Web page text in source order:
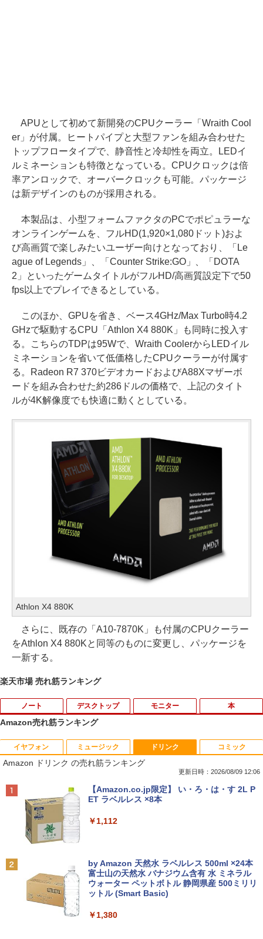
APUとして初めて新開発のCPUクーラー「Wraith Cool
er」が付属。ヒートパイプと大型ファンを組み合わせた
トップフロータイプで、静音性と冷却性を両立。LEDイ
ルミネーションも特徴となっている。CPUクロックは倍
率アンロックで、オーバークロックも可能。パッケージ
は新デザインのものが採用される。
本製品は、小型フォームファクタのPCでポピュラーな
オンラインゲームを、フルHD(1,920×1,080ドット)およ
び高画質で楽しみたいユーザー向けとなっており、「Le
ague of Legends」、「Counter Strike:GO」、「DOTA
2」といったゲームタイトルがフルHD/高画質設定下で50
fps以上でプレイできるとしている。
このほか、GPUを省き、ベース4GHz/Max Turbo時4.2
GHzで駆動するCPU「Athlon X4 880K」も同時に投入す
る。こちらのTDPは95Wで、Wraith CoolerからLEDイル
ミネーションを省いて低価格したCPUクーラーが付属す
る。Radeon R7 370ビデオカードおよびA88Xマザーボ
ードを組み合わせた約286ドルの価格で、上記のタイト
ルが4K解像度でも快適に動くとしている。
Athlon X4 880K
さらに、既存の「A10-7870K」も付属のCPUクーラー
をAthlon X4 880Kと同等のものに変更し、パッケージを
一新する。
楽天市場 売れ筋ランキング
ノート
1
8月5日限定10倍＆抽選10000P！｜2021
年モデル！高性能ノートパソコン Windo
ws11 富士通 LIFEBOOK A5511 第11世
代Celeron 6305U最大メモリ32GB 秒速
起動新品SSD2TB テンキー内蔵 15.6型大
画面 ノートパソコン中古 オフィス付き
新古品ノートパソコン Intel Celeron Wi
ndows11 Pro Office 2024付き メモリ16
GB SSD512GB 12型/14型選択可 Blueto
ジネス 在宅勤務 学生向け
デスクトップ
1
R309-Apple Mac mini A1347 1点 MacO
S Catalina 10.15.7/CPU Core i5-4260U/
メモリ 4GB/SATA 500GB intel HD Grap
hics 5000 1536MB グラフィックス搭載
★送料無料【中古動作品】
2
Windows11 | デスクトップ | 一年保証 |
第9世代 | Core i3 9100 3.6(〜最大4.2)G
Hz | MEM:8GB | SSD:256GB(新品) | DV
Dマルチ | Win11Pro64bit
￥15,000
モニター
1
【中古良品】【安心保証】Princeton 21.
5型ワイドカラー液晶ディスプレイ PTF
WDE-22W / PTFBDE-22W ブラック/ ホ
ワイト色 スピーカー搭載 プリンストン
￥4,050
HD解像度】 大手メーカー液晶 (Dell/HP/
NEC等) テレワーク デュアルモニター S
witch PS4 PS5対応 【整備済み中古品】
本
1 YOGAポーズの教科書 [ 綿本彰 ]
￥19,118
現代ギリシア語辞典第3版 [ 川原拓雄 ]
Amazon売れ筋ランキング
イヤフォン
Anker Soundcore P40i オフホワイト
Anker Soundcore P31i ブラック
￥5,990
ミュージック
BRUCE WAYNE feat. Flo Milli, ATL Jacob
[Explicit]
￥250
BRUCE WAYNE feat. Flo Milli, ATL Jacob
[Explicit]
￥250
ドリンク
Amazon ドリンク の売れ筋ランキング
更新日時：2026/08/09 12:06
【Amazon.co.jp限定】 い・ろ・は・す 2L P
ET ラベルレス ×8本
￥1,112
by Amazon 天然水 ラベルレス 500ml ×24本
富士山の天然水 バナジウム含有 水 ミネラル
ウォーター ペットボトル 静岡県産 500ミリリ
ットル (Smart Basic)
￥1,380
コミック